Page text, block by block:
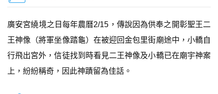
廣安宮繞境之日每年農曆2/15，傳說因為供奉之開彰聖王二
王神像（將軍坐像踏龜）在被迎回金包里街廟途中，小轎自
行飛出宮外，信徒找到時看見二王神像及小轎已在廟宇神案
上，紛紛稱奇，因此神蹟留為佳話。